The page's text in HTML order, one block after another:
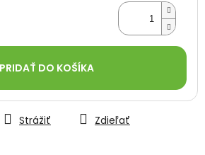
PRIDAŤ DO KOŠÍKA
Strážiť Zdieľať